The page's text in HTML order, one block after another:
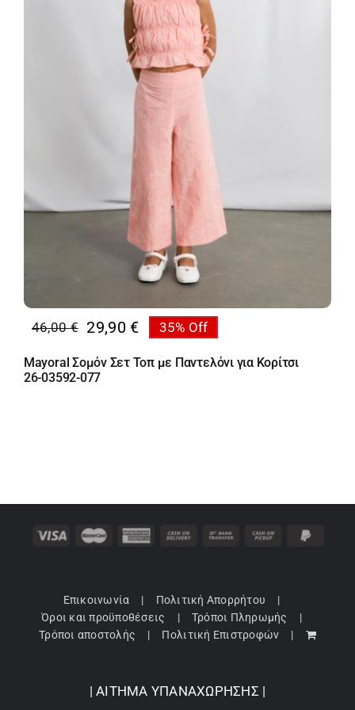
46,00€
Original
price
was:
29,90 €
Η
τρέχουσα
τιμή
35% Off
Mayoral Σομόν Σετ Τοπ με Παντελόνι για Κορίτσι
26-03592-077
Επικοινωνία
Πολιτική Απορρήτου
Όροι και προϋποθέσεις
Τρόποι Πληρωμής
Τρόποι αποστολής
Πολιτική Επιστροφών
| ΑΙΤΗΜΑ ΥΠΑΝΑΧΩΡΗΣΗΣ |